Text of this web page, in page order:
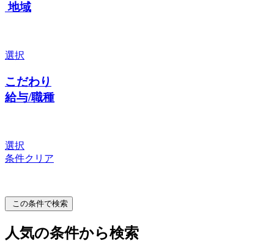
地域
選択
こだわり
給与/職種
選択
条件クリア
この条件で検索
人気の条件から検索